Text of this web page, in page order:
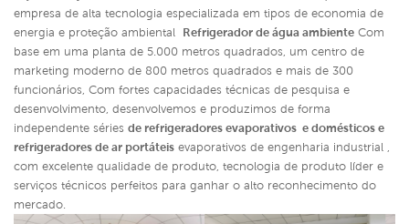
empresa de alta tecnologia especializada em tipos de economia de
energia e proteção ambiental Refrigerador de água ambiente Com
base em uma planta de 5.000 metros quadrados, um centro de
marketing moderno de 800 metros quadrados e mais de 300
funcionários, Com fortes capacidades técnicas de pesquisa e
desenvolvimento, desenvolvemos e produzimos de forma
independente séries de refrigeradores evaporativos e domésticos e
refrigeradores de ar portáteis evaporativos de engenharia industrial ,
com excelente qualidade de produto, tecnologia de produto líder e
serviços técnicos perfeitos para ganhar o alto reconhecimento do
mercado.